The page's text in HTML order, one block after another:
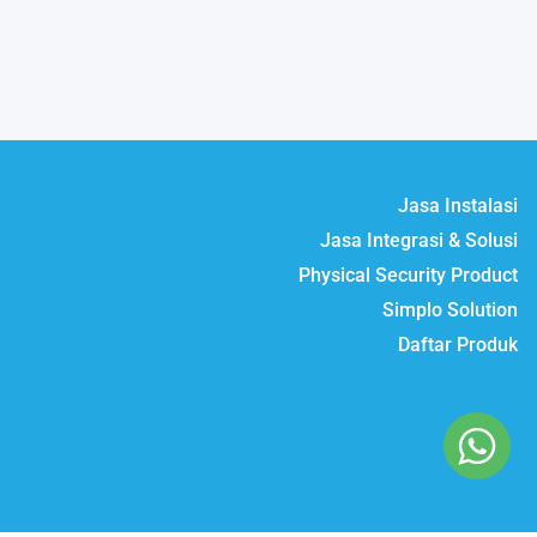
Jasa Instalasi
Jasa Integrasi & Solusi
Physical Security Product
Simplo Solution
Daftar Produk